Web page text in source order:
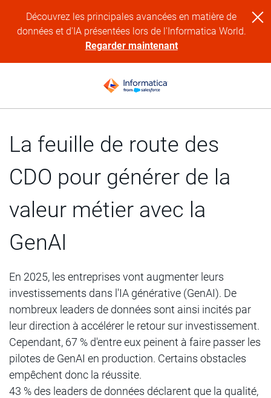
Découvrez les principales avancées en matière de
données et d'IA présentées lors de l'Informatica World.
Regarder maintenant
La feuille de route des
CDO pour générer de la
valeur métier avec la
GenAI
En 2025, les entreprises vont augmenter leurs
investissements dans l'IA générative (GenAI). De
nombreux leaders de données sont ainsi incités par
leur direction à accélérer le retour sur investissement.
Cependant, 67 % d'entre eux peinent à faire passer les
pilotes de GenAI en production. Certains obstacles
empêchent donc la réussite.
43 % des leaders de données déclarent que la qualité,